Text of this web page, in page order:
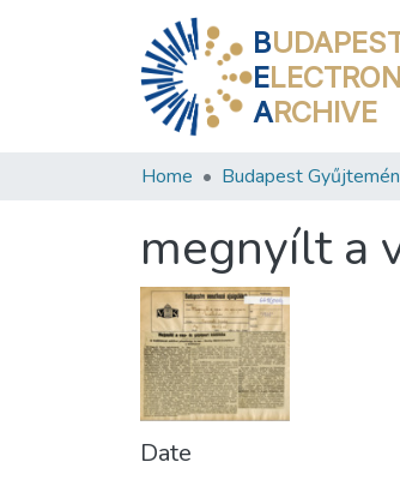
B
E
ARCHIVE
Home Budapest
megnyílt a
Date